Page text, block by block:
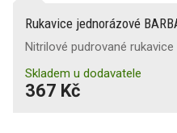
Rukavice jednorázové
Nitrilové pudrované rukavice
Skladem u dodavatele
367 Kč